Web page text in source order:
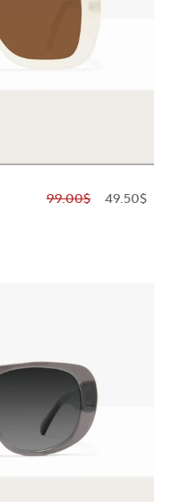
$99.00 $49.50